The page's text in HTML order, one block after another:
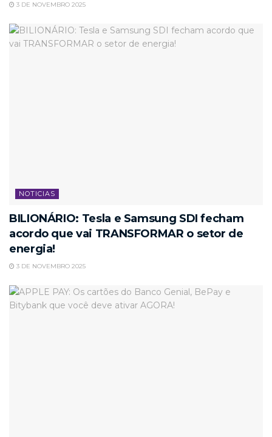
3 DE NOVEMBRO 2025
NOTICIAS
BILIONÁRIO: Tesla e Samsung SDI fecham
acordo que vai TRANSFORMAR o setor de
energia!
3 DE NOVEMBRO 2025